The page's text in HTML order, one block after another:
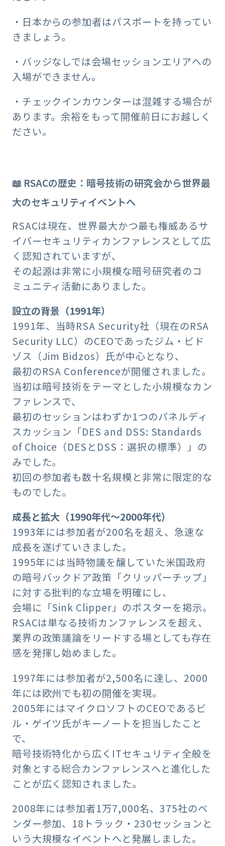
・日本からの参加者はパスポートを持ってい
きましょう。
・バッジなしでは会場セッションエリアへの
入場ができません。
・チェックインカウンターは混雑する場合が
あります。余裕をもって開催前日にお越しく
ださい。
📖 RSACの歴史：暗号技術の研究会から世界最
大のセキュリティイベントへ
RSACは現在、世界最大かつ最も権威あるサ
イバーセキュリティカンファレンスとして広
く認知されていますが、
その起源は非常に小規模な暗号研究者のコ
ミュニティ活動にありました。
設立の背景（1991年）
1991年、当時RSA Security社（現在のRSA
Security LLC）のCEOであったジム・ビド
ゾス（Jim Bidzos）氏が中心となり、
最初のRSA Conferenceが開催されました。
当初は暗号技術をテーマとした小規模なカン
ファレンスで、
最初のセッションはわずか1つのパネルディ
スカッション「DES and DSS: Standards
of Choice（DESとDSS：選択の標準）」の
みでした。
初回の参加者も数十名規模と非常に限定的な
ものでした。
成長と拡大（1990年代〜2000年代）
1993年には参加者が200名を超え、急速な
成長を遂げていきました。
1995年には当時物議を醸していた米国政府
の暗号バックドア政策「クリッパーチップ」
に対する批判的な立場を明確にし、
会場に「Sink Clipper」のポスターを掲示。
RSACは単なる技術カンファレンスを超え、
業界の政策議論をリードする場としても存在
感を発揮し始めました。
1997年には参加者が2,500名に達し、2000
年には欧州でも初の開催を実現。
2005年にはマイクロソフトのCEOであるビ
ル・ゲイツ氏がキーノートを担当したこと
で、
暗号技術特化から広くITセキュリティ全般を
対象とする総合カンファレンスへと進化した
ことが広く認知されました。
2008年には参加者1万7,000名、375社のベ
ンダー参加、18トラック・230セッションと
いう大規模なイベントへと発展しました。